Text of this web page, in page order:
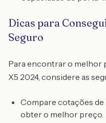
Dicas para
Seguro
Para encontrar o melhor
X5 2024, considere as
Compare cotações
obter o melhor preço.